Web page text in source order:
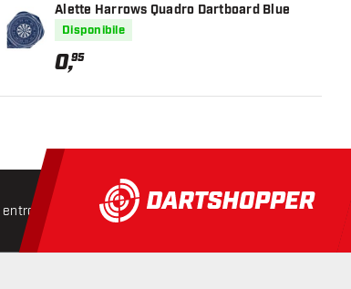
AL CARRELLO
Alette Harrows Quadro Dartboard Blue
Disponibile
0,95
24 ore Spedizione gratuitada € 75